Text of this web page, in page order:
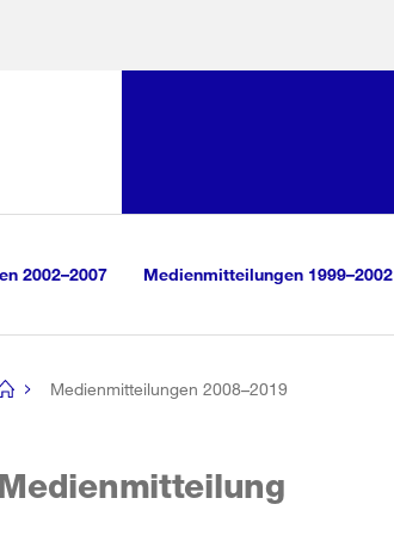
2002–2007 Medienmitteilungen 1999–2002
Medienmitteilungen 2008–2019